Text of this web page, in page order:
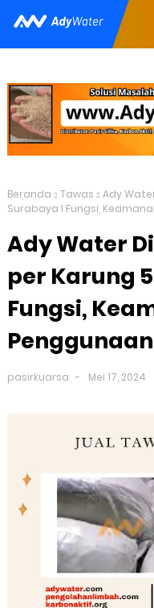
Beranda Tawas
Ady
Surabaya I Fungsi,
Ady Water
per Karung
Fungsi,
pasirkuarsa Mei 17, 2024